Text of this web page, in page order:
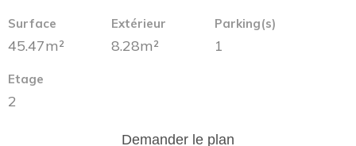
Surface
45.47m²
Extérieur
8.28m²
Parking(s)
1
Etage
2
Demander le plan